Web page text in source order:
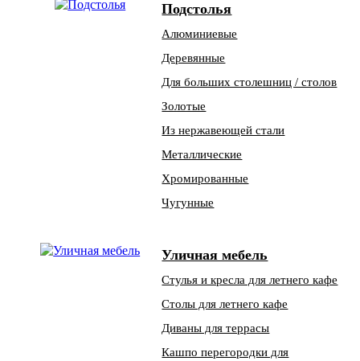
Подстолья
Алюминиевые
Деревянные
Для больших столешниц / столов
Золотые
Из нержавеющей стали
Металлические
Хромированные
Чугунные
Уличная мебель
Стулья и кресла для летнего кафе
Столы для летнего кафе
Диваны для террасы
Кашпо перегородки для